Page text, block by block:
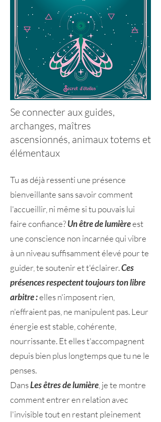
Se connecter aux guides,
archanges, maîtres
ascensionnés, animaux totems et
élémentaux
Tu as déjà ressenti une présence
bienveillante sans savoir comment
l'accueillir, ni même si tu pouvais lui
faire confiance?Un être de lumièreest
une conscience non incarnée qui vibre
à un niveau suffisamment élevé pour te
guider, te soutenir et t'éclairer.Ces
présences respectent toujours ton libre
arbitre :elles n'imposent rien,
n'effraient pas, ne manipulent pas. Leur
énergie est stable, cohérente,
nourrissante. Et elles t'accompagnent
depuis bien plus longtemps que tu ne le
penses.
DansLes êtres de lumière, je te montre
comment entrer en relation avec
l'invisible tout en restant pleinement